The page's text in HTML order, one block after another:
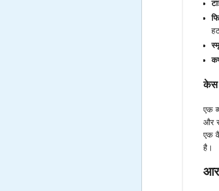
केस
एक
और
एक
है।